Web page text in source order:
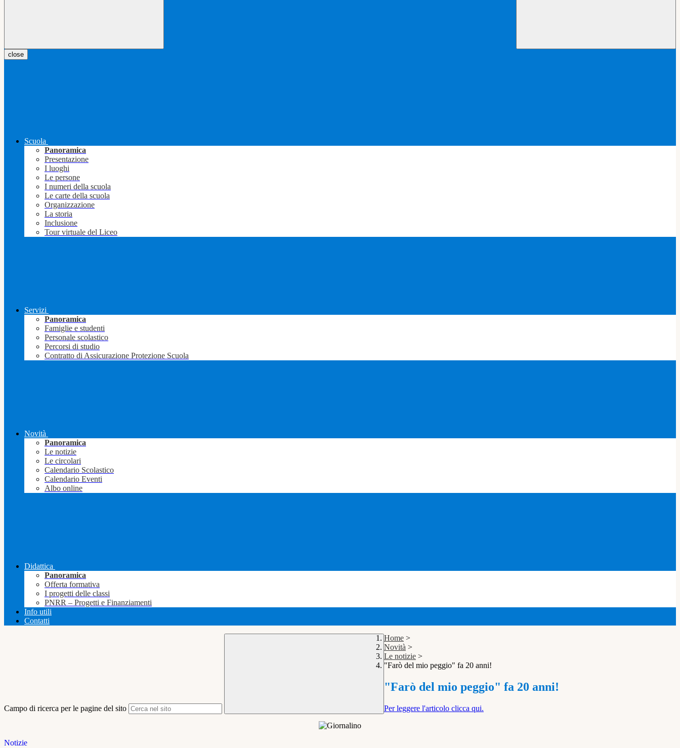
close
Scuola
Panoramica
Presentazione
I luoghi
Le persone
I numeri della scuola
Le carte della scuola
Organizzazione
La storia
Inclusione
Tour virtuale del Liceo
Servizi
Panoramica
Famiglie e studenti
Personale scolastico
Percorsi di studio
Contratto di Assicurazione Protezione Scuola
Novità
Panoramica
Le notizie
Le circolari
Calendario Scolastico
Calendario Eventi
Albo online
Didattica
Panoramica
Offerta formativa
I progetti delle classi
PNRR – Progetti e Finanziamenti
Info utili
Contatti
Campo di ricerca per le pagine del sito
Home >
Novità >
Le notizie >
"Farò del mio peggio" fa 20 anni!
"Farò del mio peggio" fa 20 anni!
Per leggere l'articolo clicca qui.
Notizie